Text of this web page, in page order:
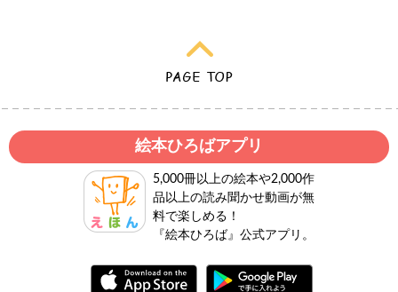
絵本ひろばアプリ
5,000冊以上の絵本や2,000作
品以上の読み聞かせ動画が無
料で楽しめる！
『絵本ひろば』公式アプリ。